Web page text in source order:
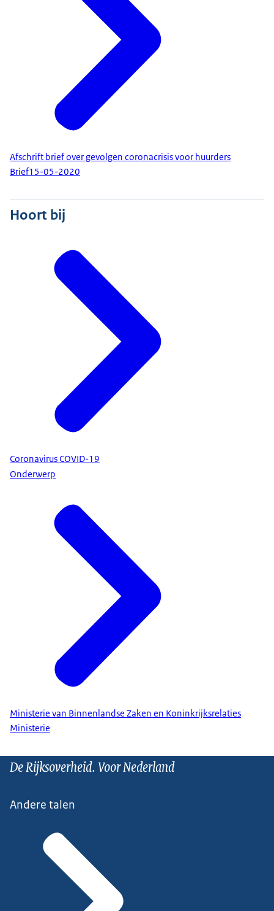
Afschrift brief over gevolgen coronacrisis voor huurders
Brief15-05-2020
Hoort bij
Coronavirus COVID-19
Onderwerp
Ministerie van Binnenlandse Zaken en Koninkrijksrelaties
Ministerie
De Rijksoverheid. Voor Nederland
Andere talen